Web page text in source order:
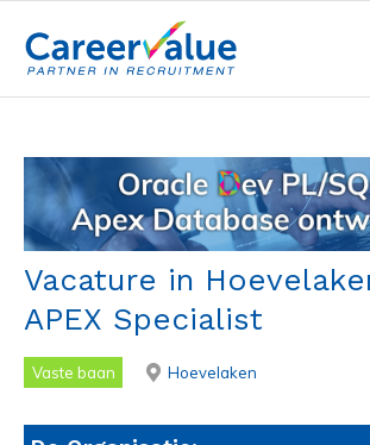
Vacature in
APEX Specialist
Vaste baan Hoevelaken